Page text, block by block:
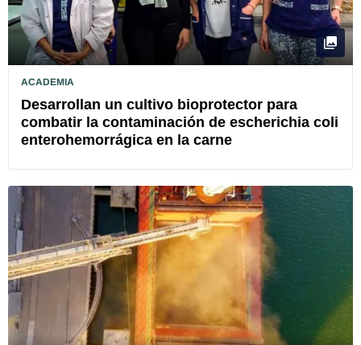
ACADEMIA
Desarrollan un cultivo bioprotector para
combatir la contaminación de escherichia coli
enterohemorrágica en la carne